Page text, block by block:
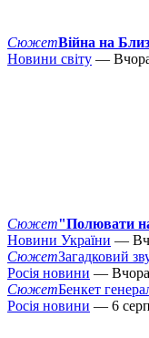
СюжетВійна на
Новини світу —
Сюжет"Полювати на
Новини України —
СюжетЗагадковий
Росія новини —
СюжетБенкет
Росія новини — 6